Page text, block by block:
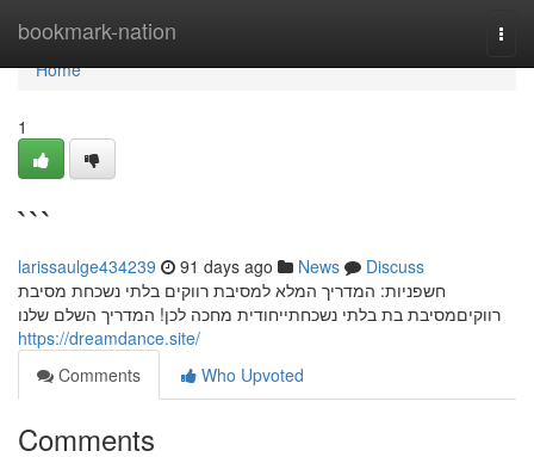
bookmark-nation
Home
Home
1
```
larissaulge434239 91 days ago News
Discuss
חשפניות: המדריך המלא למסיבת רווקים בלתי נשכחת מסיבת
רווקיםמסיבת בת בלתי נשכחתייחודית מחכה לכן! המדריך השלם שלנו
https://dreamdance.site/
Comments
Who Upvoted
Comments